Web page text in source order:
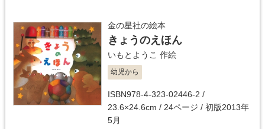
金の星社の絵本
きょうのえほん
いもとようこ 作絵
幼児から
ISBN978-4-323-02446-2 /
23.6×24.6cm / 24ページ / 初版2013年
5月